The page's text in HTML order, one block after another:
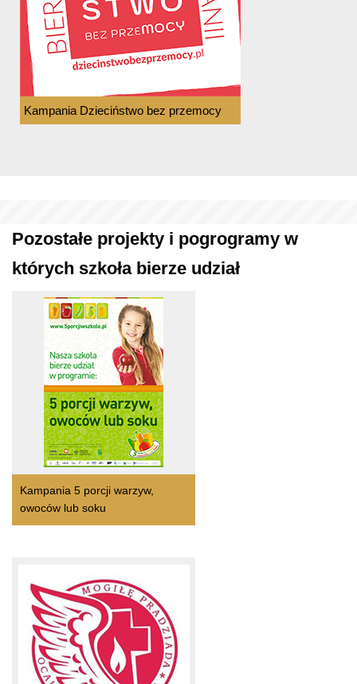
Kampania Dzieciństwo bez przemocy
Pozostałe projekty i pogrogramy w
których szkoła bierze udział
Kampania 5 porcji warzyw,
owoców lub soku